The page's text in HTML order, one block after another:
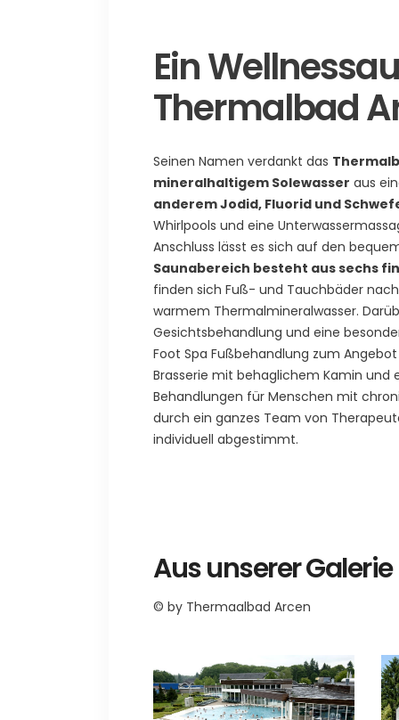
Ein
Thermalbad
Seinen Namen verdankt das
mineralhaltigem Solewasser aus
anderem Jodid, Fluorid und
Whirlpools und eine
Anschluss lässt es sich auf den
Saunabereich besteht aus sechs
finden sich Fuß- und Tauchbäder
warmem Thermalmineralwasser.
Gesichtsbehandlung und eine
Foot Spa Fußbehandlung zum
Brasserie mit behaglichem Kamin und
Behandlungen für Menschen mit
durch ein ganzes Team von
individuell abgestimmt.
Aus unserer Galerie
© by Thermaalbad Arcen